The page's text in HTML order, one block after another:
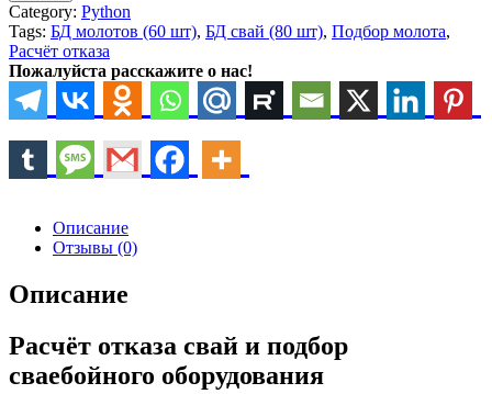
Category: Python
Tags: БД молотов (60 шт), БД свай (80 шт), Подбор молота,
Расчёт отказа
Пожалуйста расскажите о нас!
Описание
Отзывы (0)
Описание
Расчёт отказа свай и подбор
сваебойного оборудования